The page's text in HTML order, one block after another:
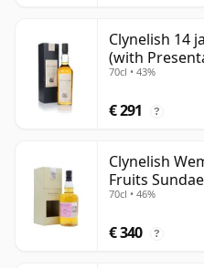
Clynelish 14
(with
70cl • 43%
€ 291 ?
Clynelish
Fruits
oud
70cl • 46%
€ 340 ?